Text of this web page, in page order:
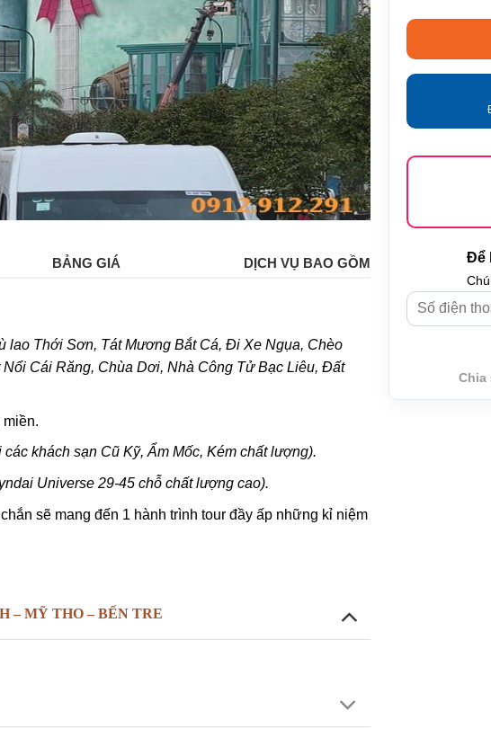
BẢNG GIÁ DỊCH VỤ BAO GỒM
lao Thới Sơn, Tát Mương Bắt Cá, Đi Xe Ngụa, Chèo
Cái Răng, Chùa Dơi, Nhà Công Tử Bạc Liêu, Đất
khách sạn Cũ Kỹ, Ẩm Mốc, Kém chất lượng).
Universe 29-45 chỗ chất lượng cao).
sẽ mang đến 1 hành trình tour đầy ấp những kỉ niệm
– MỸ THO – BẾN TRE
Để
Chia